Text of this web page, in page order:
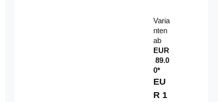
el
mi
t
Fe
rn
be
di
en
u
Varia
nten
ab
EUR
89.0
0*
EU
R 1